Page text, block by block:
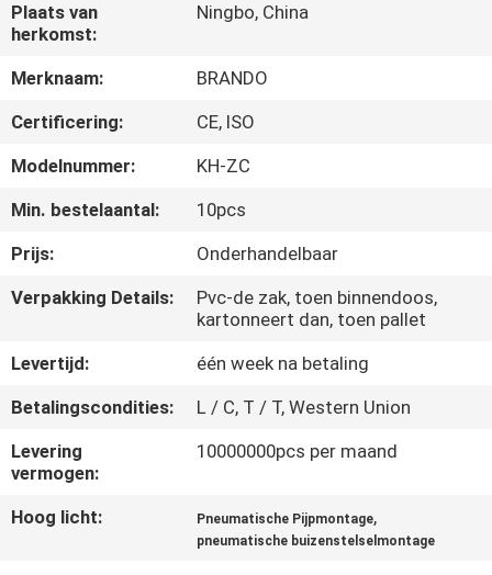
FABRIEKSTOCHT
KWALITEITSCONTROLE
NEEM
CONTACT
MET
ONS
VRAAG
EEN
OFFERTE
Plaats van
herkomst:
Ningbo, China
Merknaam:
BRANDO
Certificering:
CE, ISO
Modelnummer:
KH-ZC
Min. bestelaantal:
10pcs
Prijs:
Onderhandelbaar
Verpakking Details:
Pvc-de zak, toen binnendoos,
kartonneert dan, toen pallet
Levertijd:
één week na betaling
Betalingscondities:
L / C, T / T, Western Union
Levering
vermogen:
10000000pcs per maand
Hoog licht: Pneumatische Pijpmontage,
pneumatische buizenstelselmontage